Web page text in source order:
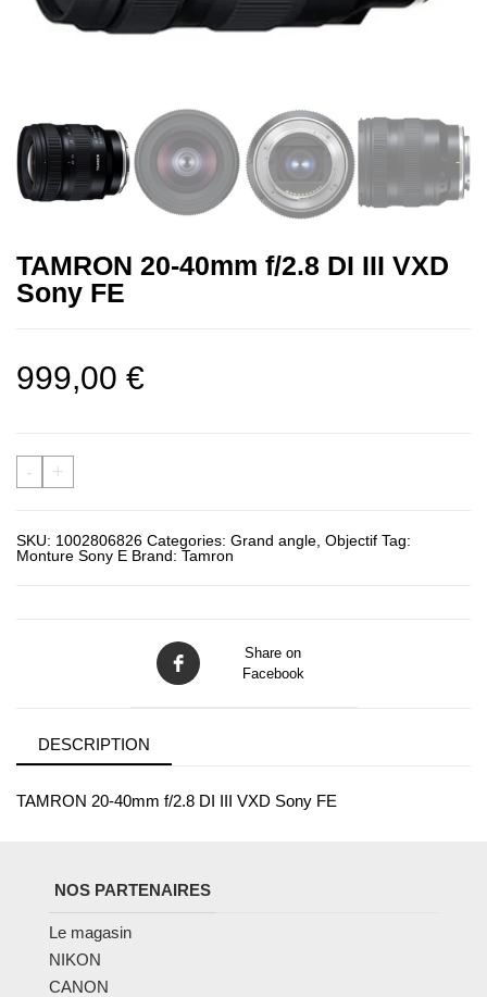
TAMRON 20-40mm f/2.8 DI III VXD
Sony FE
999,00 €
- +
SKU: 1002806826 Categories: Grand angle Objectif Tag:
Monture Sony E Brand:Tamron
Share on
Facebook
DESCRIPTION
TAMRON 20-40mm f/2.8 DI III VXD Sony FE
NOS PARTENAIRES
Le magasin
NIKON
CANON